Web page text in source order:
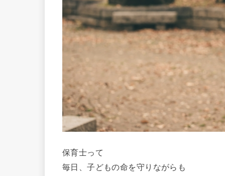
保育士って
毎日、子どもの命を守りながらも